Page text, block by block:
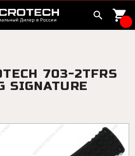
703-2TFRS
SIGNATURE